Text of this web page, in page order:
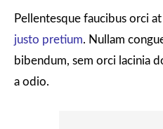
Pellentesque faucibus orci
justo pretium. Nullam
bibendum, sem orci lacinia
a odio.